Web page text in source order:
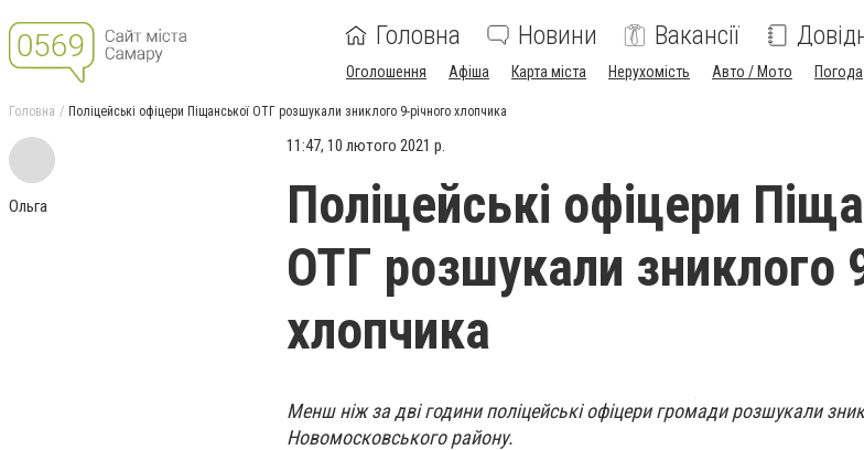
Головна Новини Вакансії
Оголошення Афіша Карта міста Нерухомість Авто / Мото Погода
Головна Поліцейські офіцери Піщанської ОТГ розшукали зниклого 9-річного хлопчика
Ольга
11:47, 10 лютого 2021 р.
Поліцейські офіцери
ОТГ розшукали зниклого
хлопчика
Менш ніж за дві години поліцейські офіцери громади розшукали
Новомосковського району.